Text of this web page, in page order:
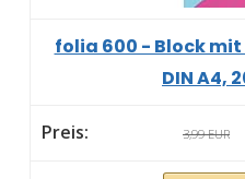
folia 600 - Block mit
DIN A4,
3,99 EUR